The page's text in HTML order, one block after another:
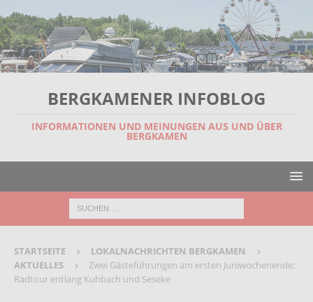
BERGKAMENER INFOBLOG
INFORMATIONEN UND MEINUNGEN AUS UND ÜBER
BERGKAMEN
STARTSEITE
LOKALNACHRICHTEN BERGKAMEN
AKTUELLES
Zwei Gästeführungen am ersten Juniwochenende:
Radtour entlang Kuhbach und Seseke